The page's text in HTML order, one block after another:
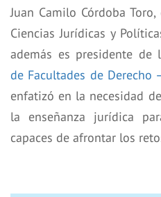
Juan Camilo Córdoba
Ciencias Jurídicas y
además es presidente de
de Facultades de Derecho
enfatizó en la necesidad
la enseñanza jurídica
capaces de afrontar los